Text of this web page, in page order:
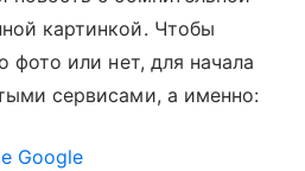
картинкой. Чтобы
фото или нет, для начала
сервисами, а именно:
Google